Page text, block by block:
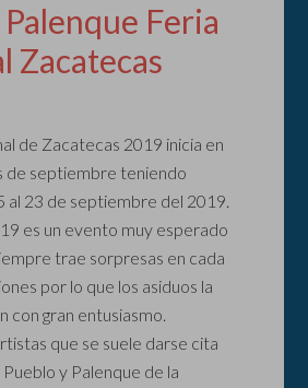
Feria
Zacatecas
de Zacatecas 2019 inicia en
de septiembre teniendo
al 23 de septiembre del 2019.
es un evento muy esperado
trae sorpresas en cada
por lo que los asiduos la
con gran entusiasmo.
que se suele darse cita
y Palenque de la